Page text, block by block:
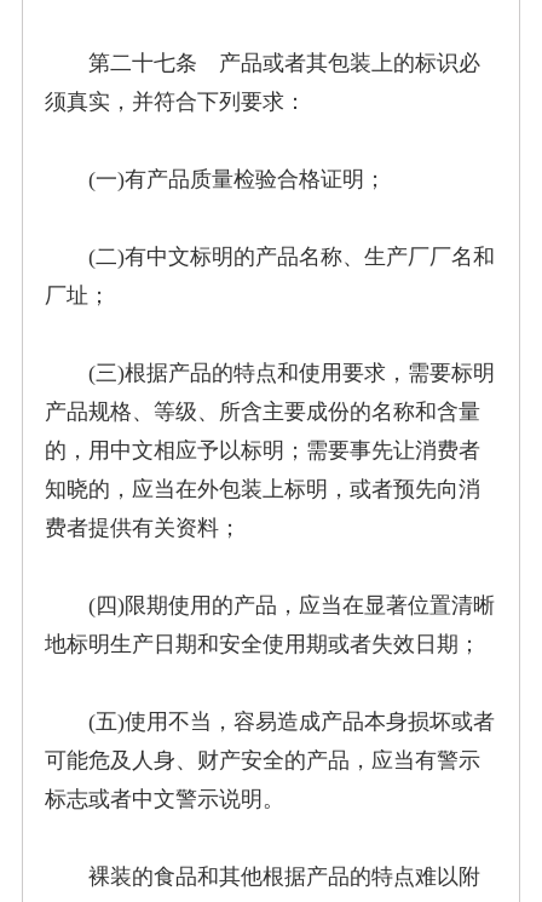
第二十七条 产品或者其包装上的标识必
须真实，并符合下列要求：
(一)有产品质量检验合格证明；
(二)有中文标明的产品名称、生产厂厂名和
厂址；
(三)根据产品的特点和使用要求，需要标明
产品规格、等级、所含主要成份的名称和含量
的，用中文相应予以标明；需要事先让消费者
知晓的，应当在外包装上标明，或者预先向消
费者提供有关资料；
(四)限期使用的产品，应当在显著位置清晰
地标明生产日期和安全使用期或者失效日期；
(五)使用不当，容易造成产品本身损坏或者
可能危及人身、财产安全的产品，应当有警示
标志或者中文警示说明。
裸装的食品和其他根据产品的特点难以附